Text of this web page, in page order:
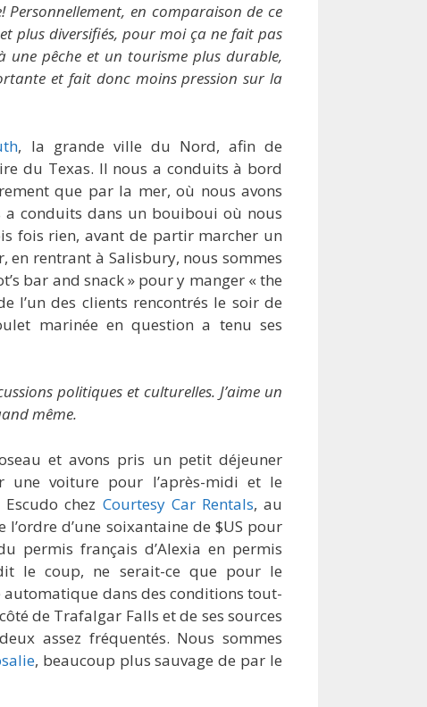
en comparaison de ce
plus diversifiés, pour moi ça ne fait pas
une pêche et un tourisme plus durable,
et fait donc moins pression sur la
, la grande ville du Nord, afin de
du Texas. Il nous a conduits à bord
que par la mer, où nous avons
conduits dans un bouiboui où nous
fois rien, avant de partir marcher un
en rentrant à Salisbury, nous sommes
bar and snack » pour y manger « the
l’un des clients rencontrés le soir de
marinée en question a tenu ses
politiques et culturelles. J’aime un
même.
et avons pris un petit déjeuner
une voiture pour l’après-midi et le
chez Courtesy Car Rentals, au
d’une soixantaine de $US pour
permis français d’Alexia en permis
le coup, ne serait-ce que pour le
automatique dans des conditions tout-
de Trafalgar Falls et de ses sources
assez fréquentés. Nous sommes
, beaucoup plus sauvage de par le